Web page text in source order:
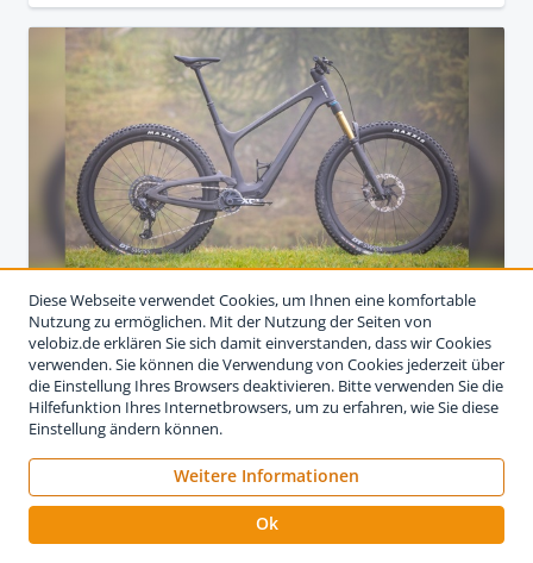
VIRTUELLER DREHPUNKT
Bold Cycles versteckt Federbein im
Unterrohr
Beim „Linkin“ als neustem Modell von Bold Cycles
steckt das Federbein im Unter- statt im Sitzrohr und
wird nun über zwei Hebel angelenkt, wa…
Diese Webseite verwendet Cookies, um Ihnen eine komfortable
Nutzung zu ermöglichen. Mit der Nutzung der Seiten von
velobiz.de erklären Sie sich damit einverstanden, dass wir Cookies
verwenden. Sie können die Verwendung von Cookies jederzeit über
die Einstellung Ihres Browsers deaktivieren. Bitte verwenden Sie die
Hilfefunktion Ihres Internetbrowsers, um zu erfahren, wie Sie diese
Einstellung ändern können.
Weitere Informationen
Ok